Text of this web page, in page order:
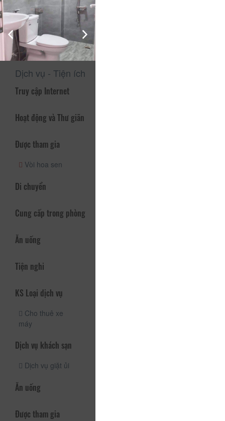
Lễ tân trực 24/24h và các tiện ích miễn phí khác. Có thể nói
đây là một trong những khách sạn tại Đà Lạt có vị trí thuận
lợi và hệ thống phòng mới xây sạch sẽ, sang trọng và tiện
nghi.
Dịch vụ - Tiện ích
Truy cập Internet
Hoạt động và Thư giãn
Được tham gia
Vòi hoa sen
Di chuyển
Cung cấp trong phòng
Ăn uống
Tiện nghi
KS Loại dịch vụ
Cho thuê xe
máy
Dịch vụ khách sạn
Dịch vụ giặt ủi
Ăn uống
Được tham gia